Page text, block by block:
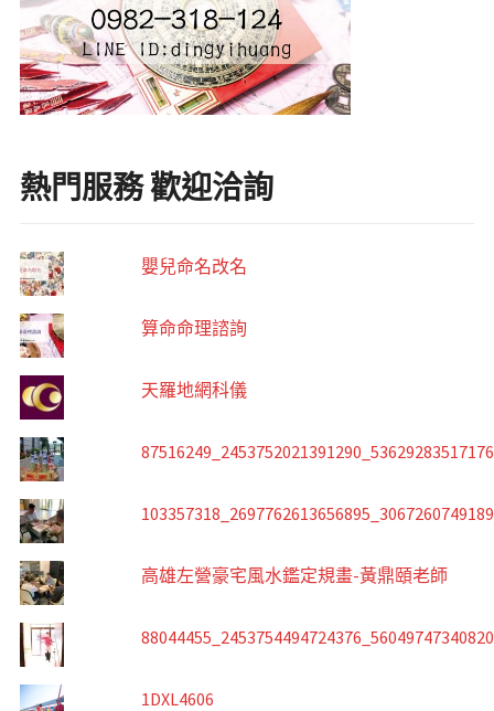
熱門服務 歡迎洽詢
嬰兒命名改名
算命命理諮詢
天羅地網科儀
高雄左營豪宅風水鑑定規畫-黃鼎頤老師
1DXL4606